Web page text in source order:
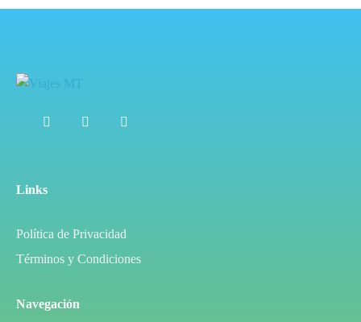
Links
Política de Privacidad
Términos y Condiciones
Navegación